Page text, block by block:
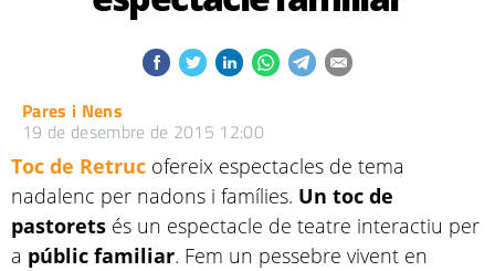
Pares i Nens
19 de desembre de 2015 12:00
Toc de Retruc ofereix espectacles de tema
nadalenc per nadons i famílies. Un toc de
pastorets és un espectacle de teatre interactiu per
a públic familiar. Fem un pessebre vivent en